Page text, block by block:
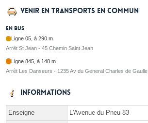
Venir en transports en commun
En bus
Ligne 05, à 290 m
Arrêt St Jean - 45 Chemin Saint Jean
Ligne 845, à 148 m
Arrêt Les Danseurs - 1235 Av du General Charles de Gaulle
Informations
Enseigne L'Avenue du Pneu 83